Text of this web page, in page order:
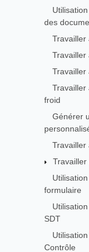
des
Travailler
Travailler
Travailler
Travailler
froid
Générer
Travailler
Travailler
formulaire
SDT
Contrôle